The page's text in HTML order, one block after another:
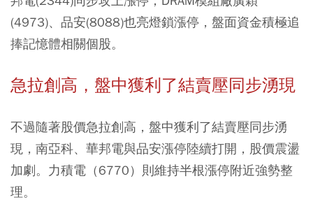
(4973)、品安(8088)也亮燈鎖漲停，盤面資金積極追
捧記憶體相關個股。
急拉創高，盤中獲利了結賣壓同步湧現
不過隨著股價急拉創高，盤中獲利了結賣壓同步湧
現，南亞科、華邦電與品安漲停陸續打開，股價震盪
加劇。力積電（6770）則維持半根漲停附近強勢整
理。